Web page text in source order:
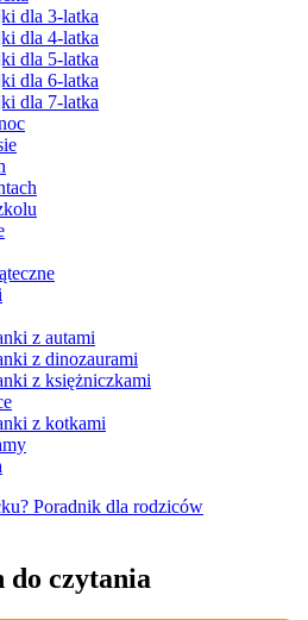
dla 3-latka
dla 4-latka
dla 5-latka
dla 6-latka
dla 7-latka
z autami
z dinozaurami
z księżniczkami
z kotkami
do czytania